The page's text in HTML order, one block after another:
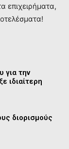
επιχειρήματα,
για την
ιδιαίτερη
διορισμούς